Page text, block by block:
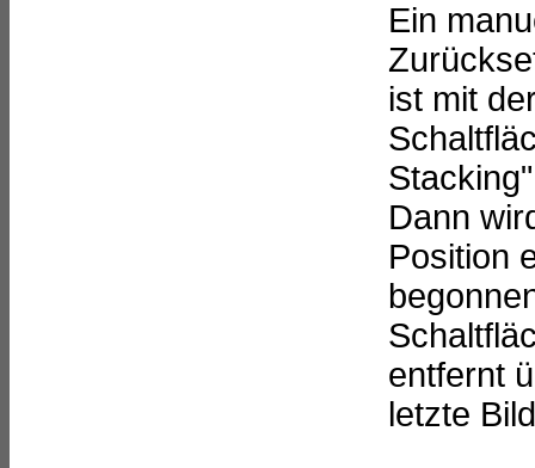
Ein
ist mit
Dann
Position
entfernt
letzte